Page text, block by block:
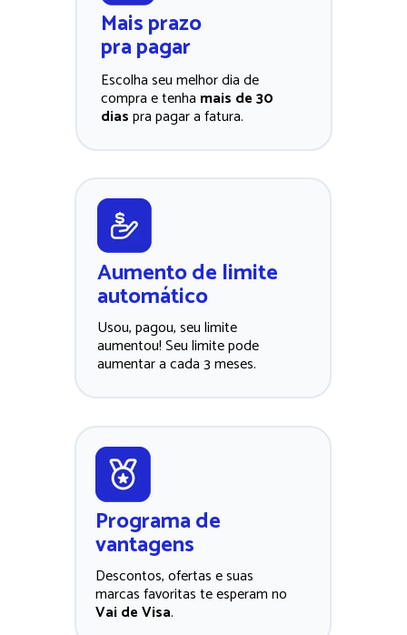
Mais prazo
pra pagar
Aumento de limite
automático
Programa de
vantagens
Usou, pagou, seu limite
aumentou! Seu limite pode
aumentar a cada 3 meses.
Descontos, ofertas e suas
Vai de Visa.
Escolha seu melhor dia de
compra e tenha mais de 30
dias pra pagar a fatura.